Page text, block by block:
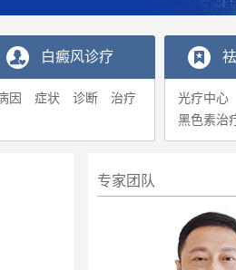
白癜风诊疗
因 症状 诊断 治疗 光疗中心
黑色素治
专家团队